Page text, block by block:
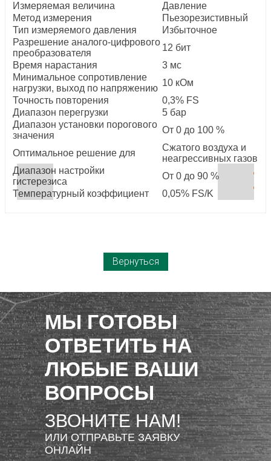
Измеряемая величина
Давление
Метод измерения
Пьезорезистивный
Тип измеряемого давления
Избыточное
Разрешение аналого-цифрового
преобразователя
12 бит
Время нарастания
3 мс
Минимальное сопротивление
нагрузки, выход по напряжению
10 кОм
Точность повторения
0,3% FS
Диапазон перегрузки
5 бар
Диапазон установки порогового
значения
От 0 до 100 %
Оптимальное решение для
Сжатого воздуха и
неагрессивных газов
Диапазон настройки
гистерезиса
От 0 до 90 %
Температурный коэффициент
0,05% FS/K
Вернуться
МЫ ГОТОВЫ
ОТВЕТИТЬ НА
ЛЮБЫЕ ВАШИ
ВОПРОСЫ
ЗВОНИТЕ НАМ!
ИЛИ ОТПРАВЬТЕ ЗАЯВКУ
ОНЛАЙН